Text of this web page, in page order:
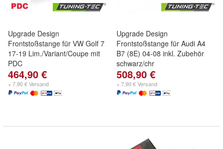
Upgrade Design
Frontstoßstange für VW Golf 7
17-19 Lim./Variant/Coupe mit
PDC
464,90 €
+ 7,90 € Versand
Upgrade Design
Frontstoßstange für Audi A4
B7 (8E) 04-08 inkl. Zubehör
schwarz/chr
508,90 €
+ 7,90 € Versand